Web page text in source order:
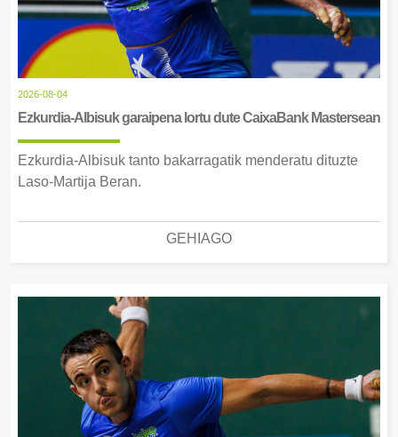
2026-08-04
Ezkurdia-Albisuk garaipena lortu dute CaixaBank Mastersean
Ezkurdia-Albisuk tanto bakarragatik menderatu dituzte
Laso-Martija Beran.
GEHIAGO